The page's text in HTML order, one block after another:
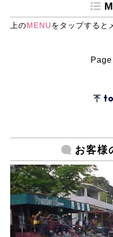
上のMENU をタップすると
お客様